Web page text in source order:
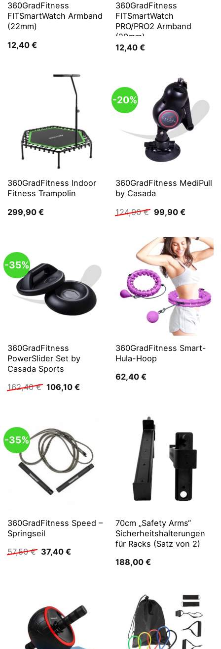
360GradFitness
FITSmartWatch Armband
(22mm)
12,40 €
360GradFitness
FITSmartWatch
PRO/PRO2 Armband
(20mm)
12,40 €
360GradFitness Indoor
Fitness Trampolin
299,90 €
-20%
360GradFitness MediPull
by Casada
124,90€ Ursprünglicher
Preis
124,90 €
99,90 €Aktueller
99,90 €.
-35%
360GradFitness
PowerSlider Set by
Casada Sports
162,40€ Ursprünglicher
Preis
106,10 €Aktueller
360GradFitness Smart-
Hula-Hoop
62,40 €
-35%
360GradFitness Speed –
Springseil
57,50€ Ursprünglicher
Preis
37,40 €Aktueller
70cm „Safety Arms“
Sicherheitshalterungen
für Racks (Satz von 2)
188,00 €